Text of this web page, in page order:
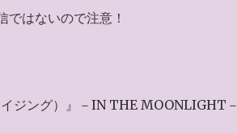
ではないので注意！
ジング）』－IN THE MOONLIGHT－